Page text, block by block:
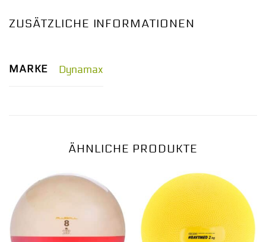
ZUSÄTZLICHE INFORMATIONEN
MARKE Dynamax
ÄHNLICHE PRODUKTE